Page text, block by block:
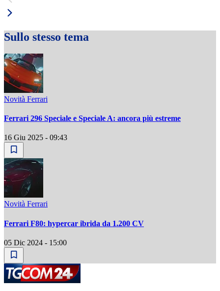
Sullo stesso tema
Novità Ferrari
Ferrari 296 Speciale e Speciale A: ancora più estreme
16 Giu 2025 - 09:43
Novità Ferrari
Ferrari F80: hypercar ibrida da 1.200 CV
05 Dic 2024 - 15:00